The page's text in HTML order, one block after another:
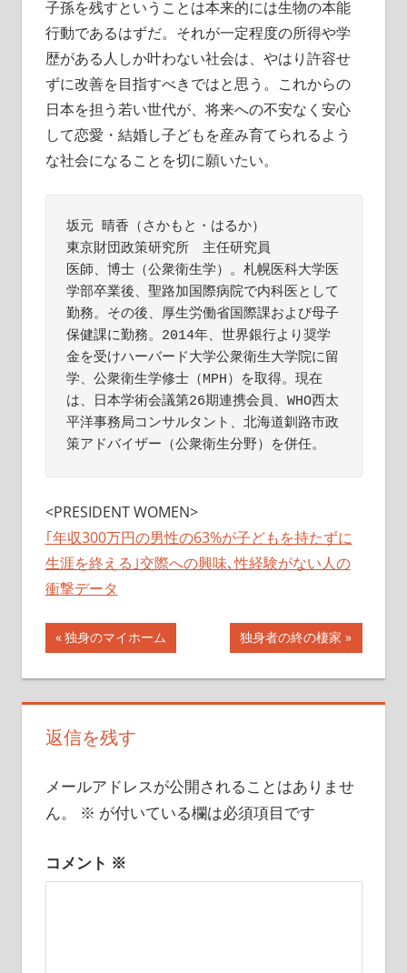
子孫を残すということは本来的には生物の本能
行動であるはずだ。それが一定程度の所得や学
歴がある人しか叶わない社会は、やはり許容せ
ずに改善を目指すべきではと思う。これからの
日本を担う若い世代が、将来への不安なく安心
して恋愛・結婚し子どもを産み育てられるよう
な社会になることを切に願いたい。
坂元 晴香（さかもと・はるか）
東京財団政策研究所　主任研究員
医師、博士（公衆衛生学）。札幌医科大学医
学部卒業後、聖路加国際病院で内科医として
勤務。その後、厚生労働省国際課および母子
保健課に勤務。2014年、世界銀行より奨学
金を受けハーバード大学公衆衛生大学院に留
学、公衆衛生学修士（MPH）を取得。現在
は、日本学術会議第26期連携会員、WHO西太
平洋事務局コンサルタント、北海道釧路市政
策アドバイザー（公衆衛生分野）を併任。
<PRESIDENT WOMEN>
｢年収300万円の男性の63%が子どもを持たずに
生涯を終える｣交際への興味､性経験がない人の
衝撃データ
投
稿
ナ
ビ
ゲ
ー
シ
ョ
前
の
記
事:
独身のマイホーム
次
の
記
事:
独身者の終の棲家
返信を残す
メールアドレスが公開されることはありませ
ん。
※ が付いている欄は必須項目です
コメント ※